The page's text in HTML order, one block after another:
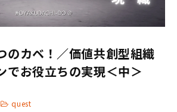
GALLERY
お知らせ
SOLUTION
のカベ！／価値共創型組織
でお役立ちの実現＜中＞
quest